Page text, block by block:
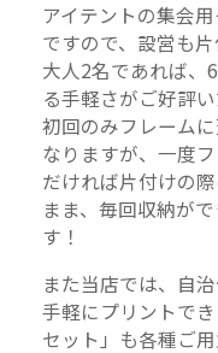
アイテントの集会
ですので、設営も片
大人2名であれば、
る手軽さがご好評い
初回のみフレーム
なりますが、一度
だければ片付けの
まま、毎回収納が
す！
また当店では、自
手軽にプリントで
セット 」も各種ご